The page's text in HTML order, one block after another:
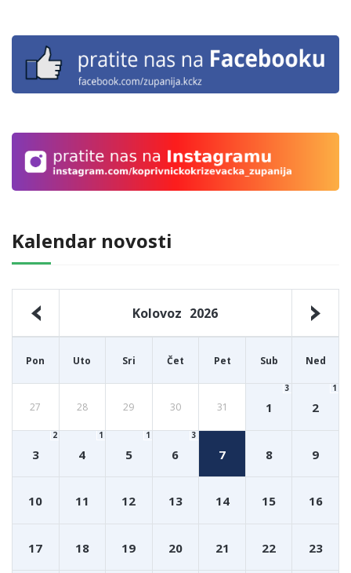
Kalendar novosti
Kolovoz 2026
Pon Uto Sri Čet Pet Sub Ned
27 28 29 30 31 1
3
2
1
3
2
4
1
5
1
6
3
7 8 9
10 11 12 13 14 15 16
17 18 19 20 21 22 23